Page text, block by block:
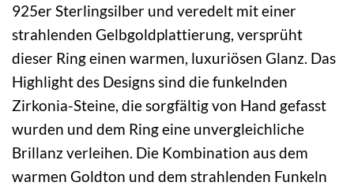
925er Sterlingsilber und veredelt mit einer
strahlenden Gelbgoldplattierung, versprüht
dieser Ring einen warmen, luxuriösen Glanz. Das
Highlight des Designs sind die funkelnden
Zirkonia-Steine, die sorgfältig von Hand gefasst
wurden und dem Ring eine unvergleichliche
Brillanz verleihen. Die Kombination aus dem
warmen Goldton und dem strahlenden Funkeln